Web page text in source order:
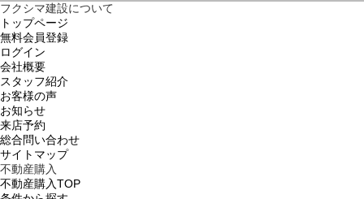
フクシマ建設について
トップページ
無料会員登録
ログイン
会社概要
スタッフ紹介
お客様の声
お知らせ
来店予約
総合問い合わせ
サイトマップ
不動産購入
不動産購入TOP